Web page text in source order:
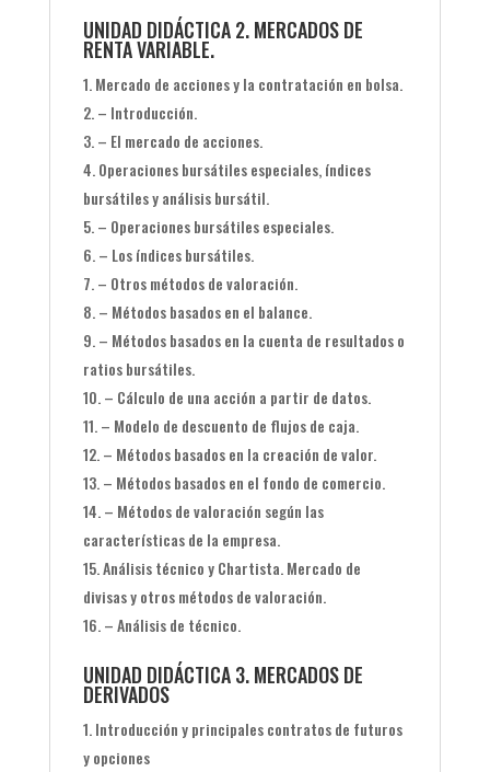
UNIDAD DIDÁCTICA 2. MERCADOS DE
RENTA VARIABLE.
Mercado de acciones y la contratación en bolsa.
– Introducción.
– El mercado de acciones.
Operaciones bursátiles especiales, índices
bursátiles y análisis bursátil.
– Operaciones bursátiles especiales.
– Los índices bursátiles.
– Otros métodos de valoración.
– Métodos basados en el balance.
– Métodos basados en la cuenta de resultados o
ratios bursátiles.
– Cálculo de una acción a partir de datos.
– Modelo de descuento de flujos de caja.
– Métodos basados en la creación de valor.
– Métodos basados en el fondo de comercio.
– Métodos de valoración según las
características de la empresa.
Análisis técnico y Chartista. Mercado de
divisas y otros métodos de valoración.
– Análisis de técnico.
UNIDAD DIDÁCTICA 3. MERCADOS DE
DERIVADOS
Introducción y principales contratos de futuros
y opciones